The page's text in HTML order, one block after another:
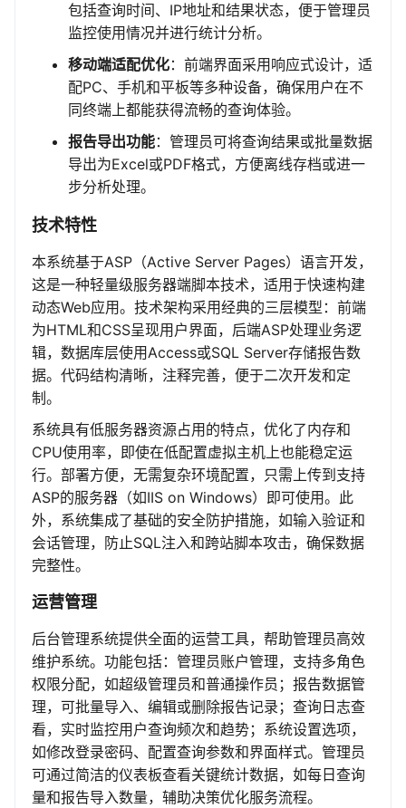
包括查询时间、IP地址和结果状态，便于管理员
监控使用情况并进行统计分析。
移动端适配优化：前端界面采用响应式设计，适
配PC、手机和平板等多种设备，确保用户在不
同终端上都能获得流畅的查询体验。
报告导出功能：管理员可将查询结果或批量数据
导出为Excel或PDF格式，方便离线存档或进一
步分析处理。
技术特性
本系统基于ASP（Active Server Pages）语言开发，
这是一种轻量级服务器端脚本技术，适用于快速构建
动态Web应用。技术架构采用经典的三层模型：前端
为HTML和CSS呈现用户界面，后端ASP处理业务逻
辑，数据库层使用Access或SQL Server存储报告数
据。代码结构清晰，注释完善，便于二次开发和定
制。
系统具有低服务器资源占用的特点，优化了内存和
CPU使用率，即使在低配置虚拟主机上也能稳定运
行。部署方便，无需复杂环境配置，只需上传到支持
ASP的服务器（如IIS on Windows）即可使用。此
外，系统集成了基础的安全防护措施，如输入验证和
会话管理，防止SQL注入和跨站脚本攻击，确保数据
完整性。
运营管理
后台管理系统提供全面的运营工具，帮助管理员高效
维护系统。功能包括：管理员账户管理，支持多角色
权限分配，如超级管理员和普通操作员；报告数据管
理，可批量导入、编辑或删除报告记录；查询日志查
看，实时监控用户查询频次和趋势；系统设置选项，
如修改登录密码、配置查询参数和界面样式。管理员
可通过简洁的仪表板查看关键统计数据，如每日查询
量和报告导入数量，辅助决策优化服务流程。